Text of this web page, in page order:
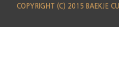
COPYRIGHT (C) 2015 BAEKJE